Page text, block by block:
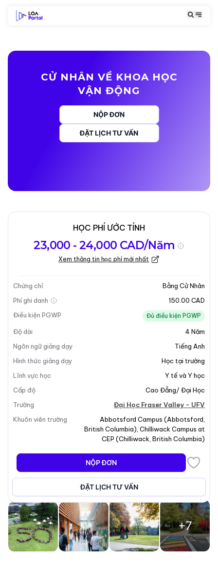
CỬ NHÂN VỀ KHOA HỌC
VẬN ĐỘNG
NỘP ĐƠN
ĐẶT LỊCH TƯ VẤN
chương trình
Học
Kỳ nhập học
Cập nhật lần cuối vào 09-12-2025
Tổng quan về chương trình
+7
HỌC PHÍ ƯỚC TÍNH
23,000 - 24,000 CAD/Năm
Xem thông tin học phí mới nhất
Chứng chỉ
Bằng Cử Nhân
Phí ghi danh
150.00 CAD
Điều kiện PGWP
Đủ điều kiện PGWP
Độ dài 4 Năm
Ngôn ngữ giảng dạy
Tiếng Anh
Hình thức giảng dạy
Học tại trường
Lĩnh vực học
Y tế và Y học
Cấp độ
Cao Đẳng/ Đại Học
Trường
Đại Học Fraser Valley - UFV
Khuôn viên trường
Abbotsford Campus (Abbotsford
British Columbia) Chilliwack Campus at
CEP (Chilliwack British Columbia)
NỘP ĐƠN
ĐẶT LỊCH TƯ VẤN